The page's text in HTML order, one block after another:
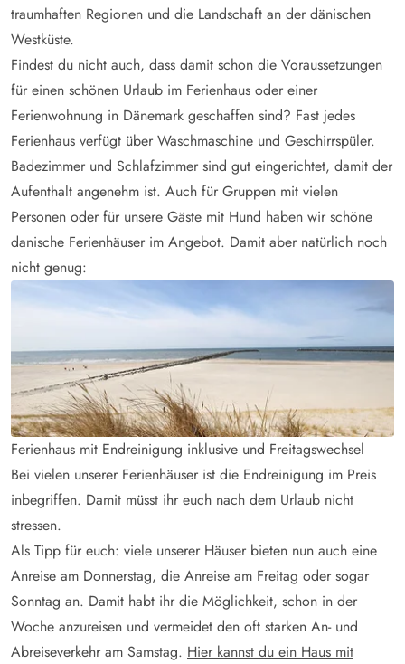
traumhaften Regionen und die Landschaft an der dänischen
Westküste.
Findest du nicht auch, dass damit schon die Voraussetzungen
für einen schönen Urlaub im Ferienhaus oder einer
Ferienwohnung in Dänemark geschaffen sind? Fast jedes
Ferienhaus verfügt über Waschmaschine und Geschirrspüler.
Badezimmer und Schlafzimmer sind gut eingerichtet, damit der
Aufenthalt angenehm ist. Auch für Gruppen mit vielen
Personen oder für unsere Gäste mit Hund haben wir schöne
danische Ferienhäuser im Angebot. Damit aber natürlich noch
nicht genug:
Ferienhaus mit Endreinigung inklusive und Freitagswechsel
Bei vielen unserer Ferienhäuser ist die Endreinigung im Preis
inbegriffen. Damit müsst ihr euch nach dem Urlaub nicht
stressen.
Als Tipp für euch: viele unserer Häuser bieten nun auch eine
Anreise am Donnerstag, die Anreise am Freitag oder sogar
Sonntag an. Damit habt ihr die Möglichkeit, schon in der
Woche anzureisen und vermeidet den oft starken An- und
Abreiseverkehr am Samstag. Hier kannst du ein Haus mit